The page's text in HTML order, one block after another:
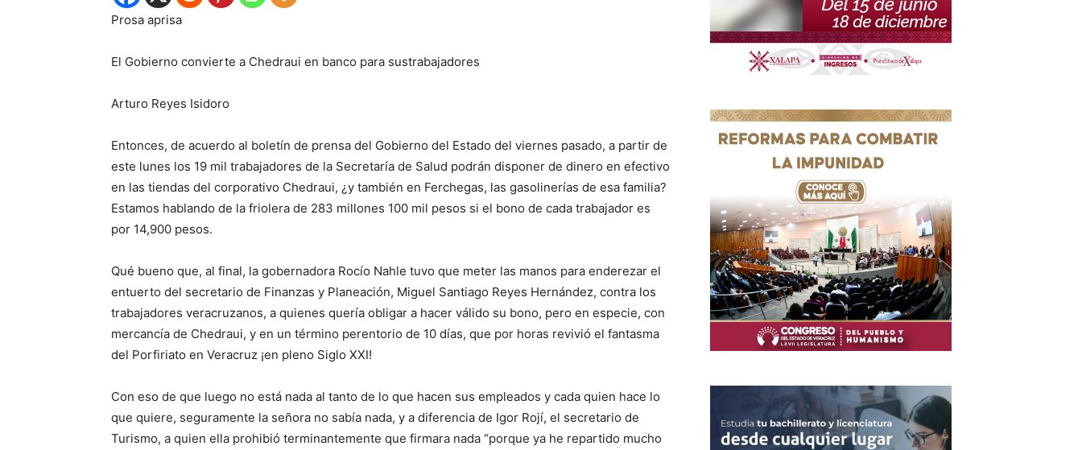
Prosa aprisa
El Gobierno convierte a Chedraui en banco para sustrabajadores
Arturo Reyes Isidoro
Entonces, de acuerdo al boletín de prensa del Gobierno del Estado del viernes pasado, a partir de
este lunes los 19 mil trabajadores de la Secretaría de Salud podrán disponer de dinero en efectivo
en las tiendas del corporativo Chedraui, ¿y también en Ferchegas, las gasolinerías de esa familia?
Estamos hablando de la friolera de 283 millones 100 mil pesos si el bono de cada trabajador es
por 14,900 pesos.
Qué bueno que, al final, la gobernadora Rocío Nahle tuvo que meter las manos para enderezar el
entuerto del secretario de Finanzas y Planeación, Miguel Santiago Reyes Hernández, contra los
trabajadores veracruzanos, a quienes quería obligar a hacer válido su bono, pero en especie, con
mercancía de Chedraui, y en un término perentorio de 10 días, que por horas revivió el fantasma
del Porfiriato en Veracruz ¡en pleno Siglo XXI!
Con eso de que luego no está nada al tanto de lo que hacen sus empleados y cada quien hace lo
que quiere, seguramente la señora no sabía nada, y a diferencia de Igor Rojí, el secretario de
Turismo, a quien ella prohibió terminantemente que firmara nada “porque ya he repartido mucho